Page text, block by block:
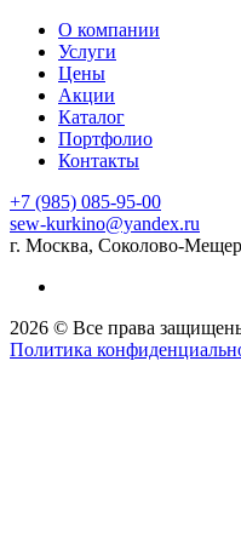
О компании
Услуги
Цены
Акции
Каталог
Портфолио
Контакты
+7 (985) 085-95-00
sew-kurkino@yandex.ru
г. Москва, Соколово-
2026 © Все права
Политика